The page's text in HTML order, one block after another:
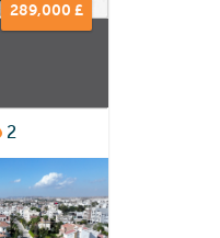
289,000 £
2